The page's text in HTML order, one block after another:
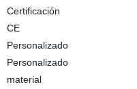
Certificación
CE
Personalizado
Personalizado
material